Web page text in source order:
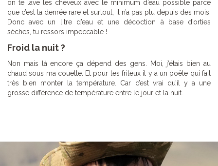
on te lave les cheveux avec le minimum d’eau possible parce
que c’est la denrée rare et surtout, il n’a pas plu depuis des mois.
Donc avec un litre d’eau et une décoction à base d’orties
sèches, tu ressors impeccable !
Froid la nuit ?
Non mais là encore ça dépend des gens. Moi, j’étais bien au
chaud sous ma couette. Et pour les frileux il y a un poêle qui fait
très bien monter la température. Car c’est vrai qu’il y a une
grosse différence de température entre le jour et la nuit.